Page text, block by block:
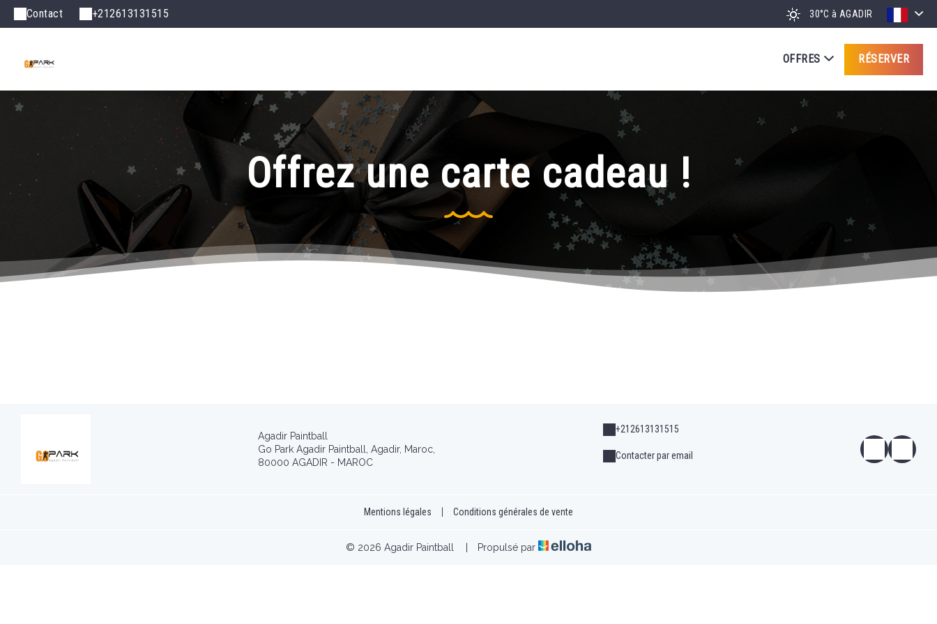
Contact +212613131515 30°C à AGADIR
OFFRES RÉSERVER
Offrez une carte cadeau !
Agadir Paintball
Go Park Agadir Paintball, Agadir, Maroc,
80000 AGADIR - MAROC
+212613131515
Contacter par email
Mentions légales Conditions générales de vente
© 2026 Agadir Paintball Propulsé par